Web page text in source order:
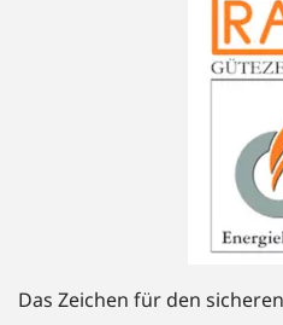
Das Zeichen für den